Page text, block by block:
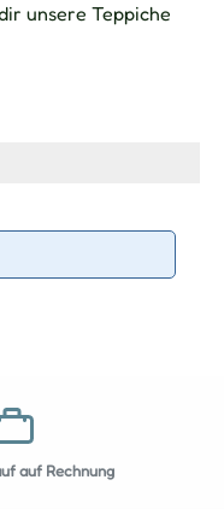
unsere Teppiche
auf Rechnung